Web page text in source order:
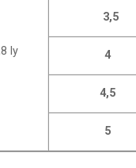
ly
3,5
4
4,5
5